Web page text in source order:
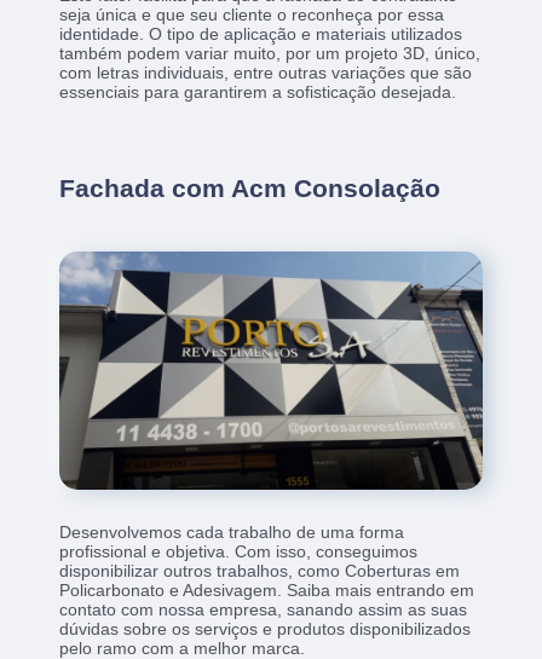
seja única e que seu cliente o reconheça por essa
identidade. O tipo de aplicação e materiais utilizados
também podem variar muito, por um projeto 3D, único,
com letras individuais, entre outras variações que são
essenciais para garantirem a sofisticação desejada.
Fachada com Acm Consolação
Desenvolvemos cada trabalho de uma forma
profissional e objetiva. Com isso, conseguimos
disponibilizar outros trabalhos, como Coberturas em
Policarbonato e Adesivagem. Saiba mais entrando em
contato com nossa empresa, sanando assim as suas
dúvidas sobre os serviços e produtos disponibilizados
pelo ramo com a melhor marca.